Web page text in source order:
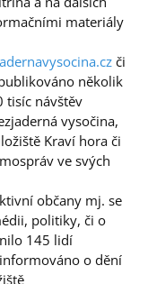
materiály
či
několik
tisíc návštěv
vysočina,
Kraví hora či
ve svých
občany mj. se
politiky, či o
145 lidí
o dění